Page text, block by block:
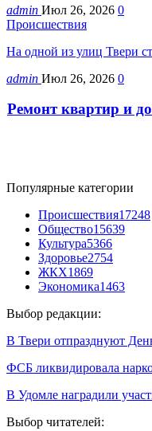
admin Июл 26, 2026 0
Происшествия
На одной из улиц Твери
admin Июл 26, 2026 0
Ремонт квартир и
Популярные категории
Происшествия17248
Общество15639
Культура5366
Здоровье2754
ЖКХ1869
Экономика1463
Выбор редакции:
В Твери отпразднуют
ФСБ ликвидировала
В Удомле наградили
Выбор читателей: